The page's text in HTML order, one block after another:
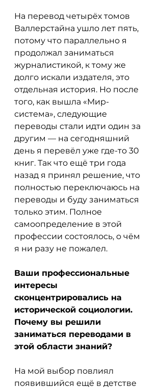
На перевод четырёх томов
Валлерстайна ушло лет пять,
потому что параллельно я
продолжал заниматься
журналистикой, к тому же
долго искали издателя, это
отдельная история. Но после
того, как вышла «Мир-
система», следующие
переводы стали идти один за
другим — на сегодняшний
день я перевёл уже где-то 30
книг. Так что ещё три года
назад я принял решение, что
полностью переключаюсь на
переводы и буду заниматься
только этим. Полное
самоопределение в этой
профессии состоялось, о чём
я ни разу не пожалел.
Ваши профессиональные
интересы
сконцентрировались на
исторической социологии.
Почему вы решили
заниматься переводами в
этой области знаний?
На мой выбор повлиял
появившийся ещё в детстве